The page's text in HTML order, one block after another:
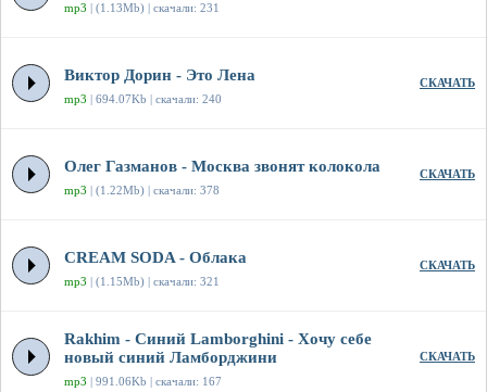
mp3 | (1.13Mb) | скачали: 231
Виктор Дорин - Это Лена
mp3 | 694.07Kb | скачали: 240
СКАЧАТЬ
Олег Газманов - Москва звонят колокола
mp3 | (1.22Mb) | скачали: 378
СКАЧАТЬ
CREAM SODA - Облака
mp3 | (1.15Mb) | скачали: 321
СКАЧАТЬ
Rakhim - Синий Lamborghini - Хочу себе
новый синий Ламборджини
mp3 | 991.06Kb | скачали: 167
СКАЧАТЬ